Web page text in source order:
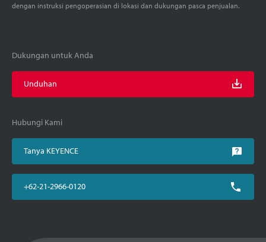
dengan instruksi pengoperasian di lokasi dan dukungan pasca penjualan.
Dukungan untuk Anda
Unduhan
Hubungi Kami
Tanya KEYENCE
+62-21-2966-0120